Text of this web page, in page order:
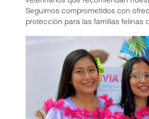
división de Agrovet
Seguimos comprometidos con
protección para las familias felinas